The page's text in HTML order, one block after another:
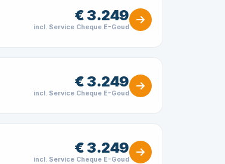
€ 3.249
incl. Service Cheque E-Goud
€ 3.249
incl. Service Cheque E-Goud
€ 3.249
incl. Service Cheque E-Goud